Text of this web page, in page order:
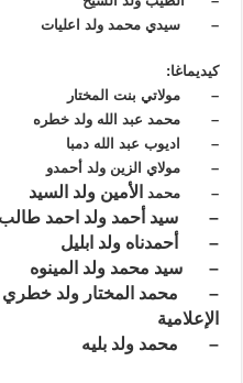
– سيدي محمد ولد اعليات
كيديماغا:
– مولاتي بنت
– محمد عبد الله ولد
– اديوب عبد الله
– مولاي الزين ولد
– محمد الأمين ولد
– سيد أحمد ولد
– أحمدناه ولد
– سيد محمد ولد
– محمد المختار ولد
الإعلامية
– محمد ولد